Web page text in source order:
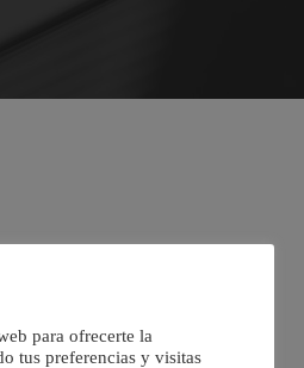
para ofrecerte la
tus preferencias y visitas